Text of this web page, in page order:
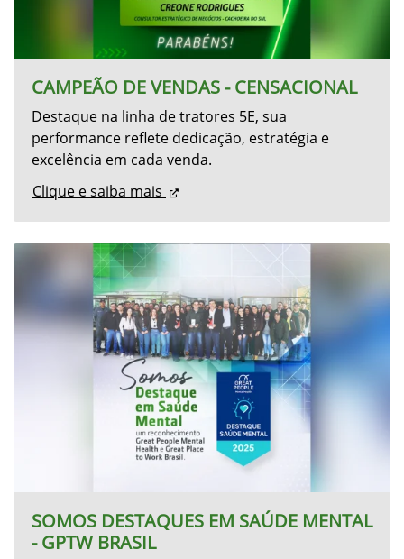
CAMPEÃO DE VENDAS - CENSACIONAL
Destaque na linha de tratores 5E, sua
performance reflete dedicação, estratégia e
excelência em cada venda.
Clique e saiba mais